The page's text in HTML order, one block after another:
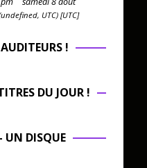
UTC) [UTC]
!
DU JOUR !
UN DISQUE